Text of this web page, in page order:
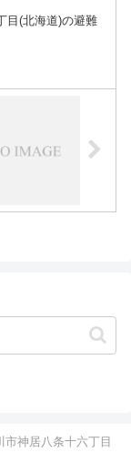
目(北海道)の避難
市神居八条十六丁目